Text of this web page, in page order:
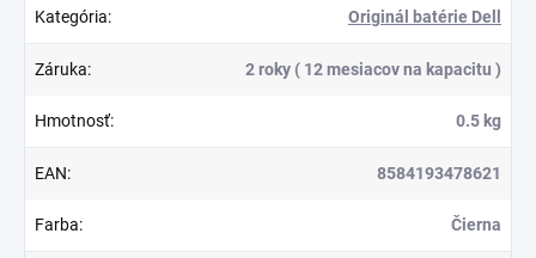
Kategória: Originál batérie Dell
Záruka: 2 roky ( 12 mesiacov na kapacitu )
Hmotnosť: 0.5 kg
EAN: 8584193478621
Farba: Čierna